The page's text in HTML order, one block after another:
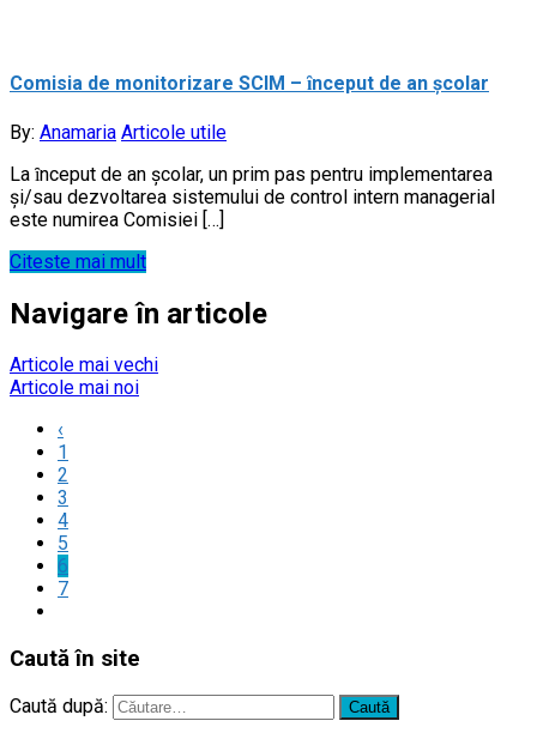
Comisia de monitorizare SCIM – ȋnceput de an şcolar
By: Anamaria Articole utile
La ȋnceput de an şcolar, un prim pas pentru implementarea
şi/sau dezvoltarea sistemului de control intern managerial
este numirea Comisiei […]
Citeste mai mult
Navigare în articole
Articole mai vechi
Articole mai noi
‹
1
2
3
4
5
6
7
Caută în site
Caută după: